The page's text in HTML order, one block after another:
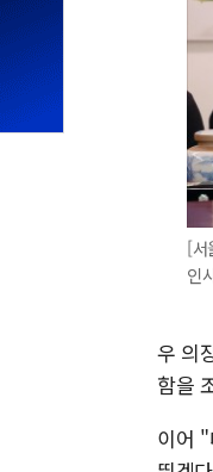
[서
인
우 의
함을
이어